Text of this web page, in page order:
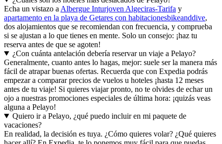
Echa un vistazo a Albergue Inturjoven Algeciras-Tarifa y
apartamento en la playa de Getares con habitacionesbikeanddive,
dos alojamientos que se recomiendan con frecuencia, y comprueba
si se ajustan a lo que tienes en mente. Solo un consejo: ¡haz tu
reserva antes de que se agoten!
¿Con cuánta antelación debería reservar un viaje a Pelayo?
Generalmente, cuanto antes lo hagas, mejor: suele ser la manera más
fácil de atrapar buenas ofertas. Recuerda que con Expedia podrás
empezar a comparar precios de vuelos u hoteles ¡hasta 12 meses
antes de tu viaje! Si quieres viajar pronto, no te olvides de echar un
ojo a nuestras promociones especiales de última hora: ¡quizás veas
alguna a Pelayo!
Quiero ir a Pelayo, ¿qué puedo incluir en mi paquete de
vacaciones?
En realidad, la decisión es tuya. ¿Cómo quieres volar? ¿Qué quieres